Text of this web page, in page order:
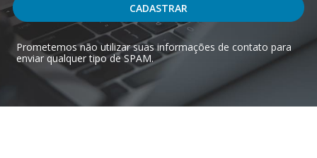
CADASTRAR
Prometemos não utilizar suas informações de contato para
enviar qualquer tipo de SPAM.